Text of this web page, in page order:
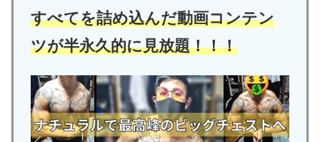
すべてを詰め込んだ動画コンテン
ツが半永久的に見放題！！！